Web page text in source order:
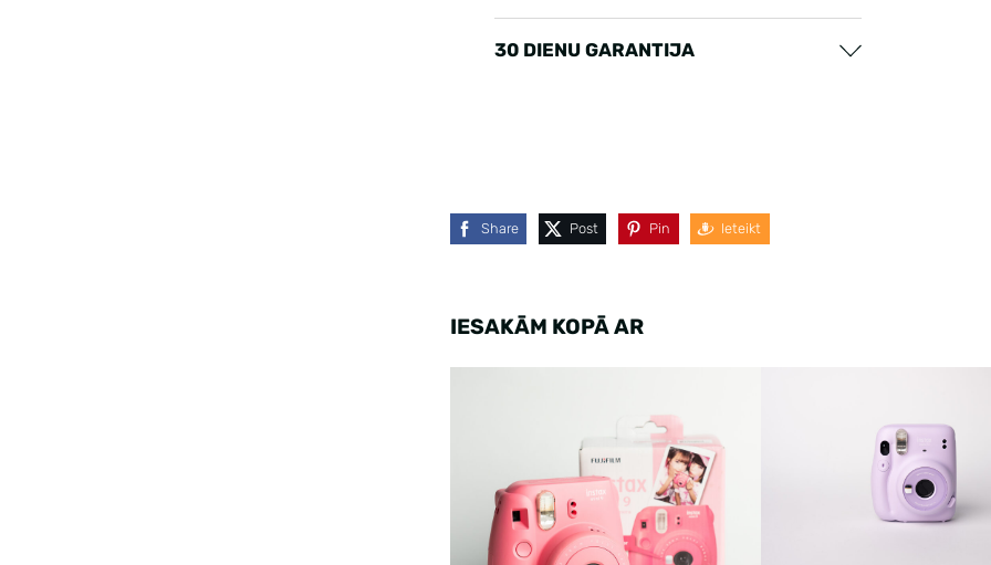
30 DIENU GARANTIJA
Share Post Pin Ieteikt
IESAKĀM KOPĀ AR